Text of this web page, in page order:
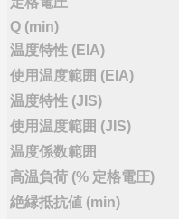
Q (min)
温度特性 (EIA)
使用温度範囲 (EIA)
温度特性 (JIS)
使用温度範囲 (JIS)
温度係数範囲
高温負荷 (% 定格電圧)
絶縁抵抗値 (min)